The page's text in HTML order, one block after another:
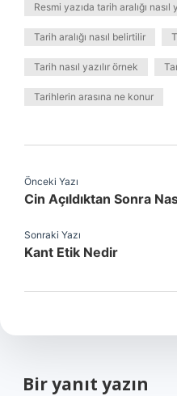
Resmi yazıda tarih aralığı nasıl
Tarih aralığı nasıl belirtilir
Tarih nasıl yazılır örnek
Tarihlerin arasına ne konur
Önceki Yazı
Cin Açıldıktan Sonra
Sonraki Yazı
Kant Etik Nedir
Bir yanıt yazın